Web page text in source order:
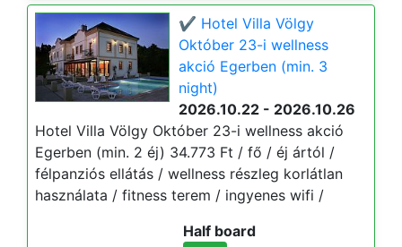
✔️ Hotel Villa Völgy
Október 23-i wellness
akció Egerben (min. 3
night)
2026.10.22 - 2026.10.26
Hotel Villa Völgy Október 23-i wellness akció
Egerben (min. 2 éj) 34.773 Ft / fő / éj ártól /
félpanziós ellátás / wellness részleg korlátlan
használata / fitness terem / ingyenes wifi /
Half board